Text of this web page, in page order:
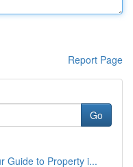
Report Page
Go
Guide to Property i...